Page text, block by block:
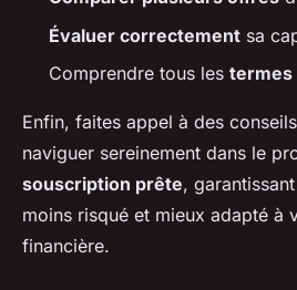
Évaluer correctement sa
Comprendre tous les termes
Enfin, faites appel à des
naviguer sereinement dans le
souscription prête,
moins risqué et mieux adapté à
financière.